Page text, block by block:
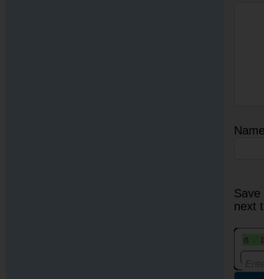
next